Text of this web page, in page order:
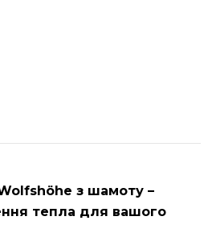
з шамоту –
тепла для вашого